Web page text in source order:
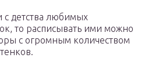
детства любимых
то расписывать ими можно
с огромным количеством